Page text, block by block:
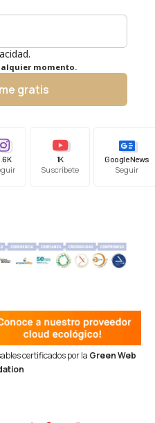
momento.
gratis
1K
Suscríbete
Google News
Seguir
certificados por la Green Web